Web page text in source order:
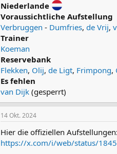
Niederlande
Voraussichtliche Aufstellung
Verbruggen - Dumfries, de Vrij,
Trainer
Koeman
Reservebank
Flekken, Olij, de Ligt, Frimpong,
Es fehlen
van Dijk (gesperrt)
14 Okt. 2024
Hier die offiziellen Aufstellungen:
https://x.com/i/web/status/